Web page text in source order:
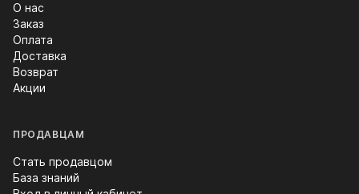
О нас
Заказ
Оплата
Доставка
Возврат
Акции
ПРОДАВЦАМ
Стать продавцом
База знаний